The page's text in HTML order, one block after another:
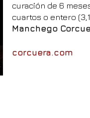
curación de 6
cuartos o entero
Manchego
corcuera.com